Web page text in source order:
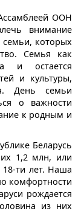
ООН
внимание
которых
Семья как
и остается
и культуры,
День семьи
о важности
к родным и
Беларусь
1,2 млн, или
ти лет. Наша
комфортности
рождается
из них